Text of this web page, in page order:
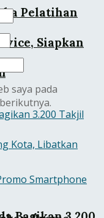
Pelatihan
Siapkan
saya pada